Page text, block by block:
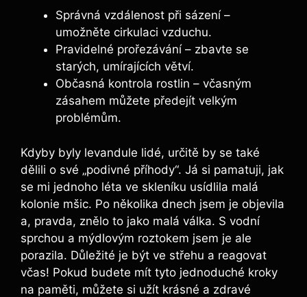
Správná vzdálenost při sázení –
umožněte cirkulaci vzduchu.
Pravidelné prořezávání – zbavte se
starých, umírajících větví.
Občasná kontrola rostlin – včasným
zásahem můžete předejít velkým
problémům.
Kdyby byly levandule lidé, určitě by se také
dělili o své „podivné příhody“. Já si pamatuji, jak
se mi jednoho léta ve skleníku usídlila malá
kolonie mšic. Po několika dnech jsem je objevila
a, pravda, znělo to jako malá válka. S vodní
sprchou a mýdlovým roztokem jsem je ale
porazila. Důležité je být ve střehu a reagovat
včas! Pokud budete mít tyto jednoduché kroky
na paměti, můžete si užít krásné a zdravé